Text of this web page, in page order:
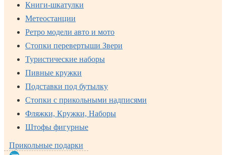
Книги-шкатулки
Метеостанции
Ретро модели авто и мото
Стопки перевертыши Звери
Туристические наборы
Пивные кружки
Подставки под бутылку
Стопки с прикольными надписями
Фляжки, Кружки, Наборы
Штофы фигурные
Прикольные подарки